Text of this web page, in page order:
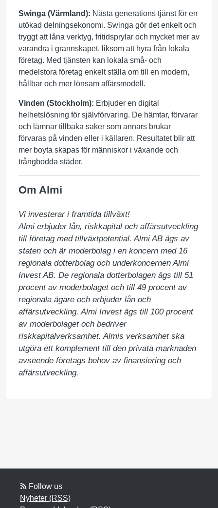
Swinga (Värmland): Nästa generations tjänst för en
utökad delningsekonomi. Swinga gör det enkelt och
tryggt att låna verktyg, fritidsprylar och mycket mer av
varandra i grannskapet, liksom att hyra från lokala
företag. Med tjänsten kan lokala små- och
medelstora företag enkelt ställa om till en modern,
hållbar och mer lönsam affärsmodell.
Vinden (Stockholm): Erbjuder en digital
helhetslösning för självförvaring. De hämtar, förvarar
och lämnar tillbaka saker som annars brukar
förvaras på vinden eller i källaren. Resultatet blir att
mer boyta skapas för människor i växande och
trångbodda städer.
Om Almi
Vi investerar i framtida tillväxt!
Almi erbjuder lån, riskkapital och affärsutveckling
till företag med tillväxtpotential. Almi AB ägs av
staten och är moderbolag i en koncern med 16
regionala dotterbolag och underkoncernen Almi
Invest AB. De regionala dotterbolagen ägs till 51
procent av moderbolaget och till 49 procent av
regionala ägare och erbjuder lån och
affärsutveckling. Almi Invest ägs till 100 procent
av moderbolaget och bedriver
riskkapitalverksamhet. Almis verksamhet ska
utgöra ett komplement till den privata marknaden
avseende företags behov av finansiering och
affärsutveckling.
Follow us
Nyheter (RSS)